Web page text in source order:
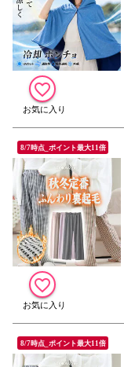
8/7時点_ポイント最大11倍
8/7時点_ポイント最大11倍